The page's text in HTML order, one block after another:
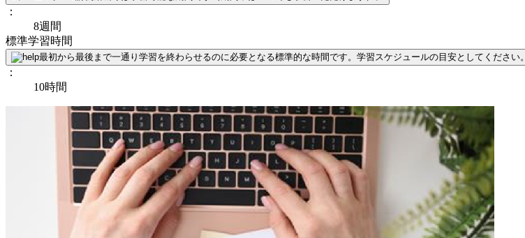
：
8週間
標準学習時間
最初から最後まで一通り学習を終わらせるのに必要となる標準的な時間です。学習スケジュールの目安としてください。
：
10時間